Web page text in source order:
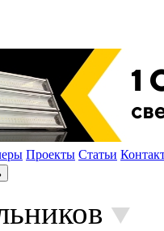
Проекты Статьи